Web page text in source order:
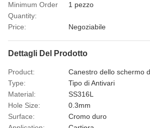
Minimum Order
Quantity:
1 pezzo
Price: Negoziabile
Dettagli Del Prodotto
Product:
Canestro dello schermo
Type:
Tipo di Antivari
Material:
SS316L
Hole Size:
0.3mm
Surface:
Cromo duro